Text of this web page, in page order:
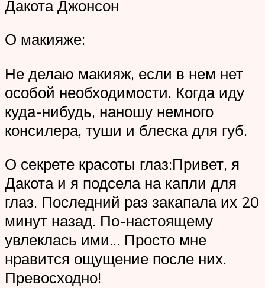
Дакота Джонсон
О макияже:
Не делаю макияж, если в нем нет
особой необходимости. Когда иду
куда-нибудь, наношу немного
консилера, туши и блеска для губ.
О секрете красоты глаз:Привет, я
Дакота и я подсела на капли для
глаз. Последний раз закапала их 20
минут назад. По-настоящему
увлеклась ими… Просто мне
нравится ощущение после них.
Превосходно!